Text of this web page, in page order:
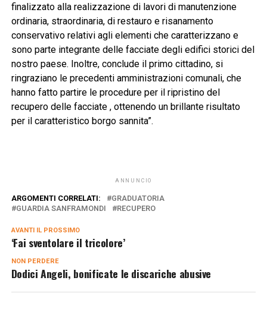
finalizzato alla realizzazione di lavori di manutenzione
ordinaria, straordinaria, di restauro e risanamento
conservativo relativi agli elementi che caratterizzano e
sono parte integrante delle facciate degli edifici storici del
nostro paese. Inoltre, conclude il primo cittadino, si
ringraziano le precedenti amministrazioni comunali, che
hanno fatto partire le procedure per il ripristino del
recupero delle facciate , ottenendo un brillante risultato
per il caratteristico borgo sannita”.
ANNUNCIO
ARGOMENTI CORRELATI:
GRADUATORIA
GUARDIA SANFRAMONDI
RECUPERO
AVANTI IL ​​PROSSIMO
‘Fai sventolare il tricolore’
NON PERDERE
Dodici Angeli, bonificate le discariche abusive